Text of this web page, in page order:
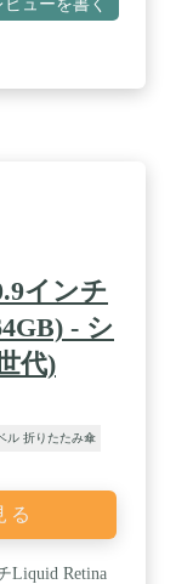
インチ
- シ
代)
ル 折りたたみ傘
る
Liquid Retina